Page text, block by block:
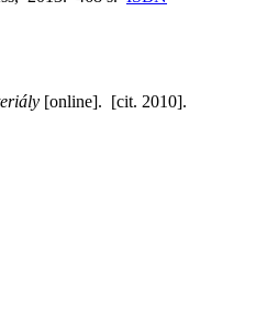
[online]. [cit. 2010].